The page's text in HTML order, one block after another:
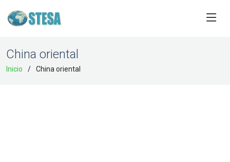
China oriental
Inicio China oriental